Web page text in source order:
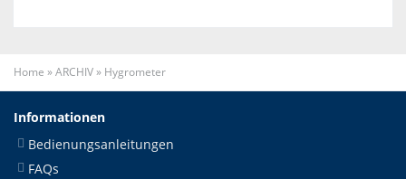
Home »ARCHIV» Hygrometer
Informationen
Bedienungsanleitungen
FAQs